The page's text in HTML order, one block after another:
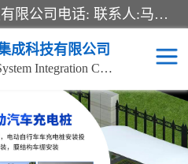
苏州迈凯隆系统集成科技有限公司电话: 联系人:马杰森 销售安装视频监控、报警系统、电话交换机、门禁考勤、巡更系统、呼叫对讲系统、停车场道闸、智能家居、广播系统、综合布线、办公设备、电子商务软件、网络工程、酒店门锁系列 系统集成、VOD视频点播、LED显示屏、节能产品、USP电源、收银机等弱电及智能化项目。
成科技有限公司
Suzhou MaikailongSystem Integration Co., Ltd.
电瓶车充电桩